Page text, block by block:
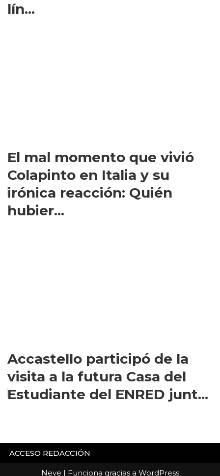
lín...
El mal momento que vivió
Colapinto en Italia y su
irónica reacción: Quién
hubier...
Accastello participó de la
visita a la futura Casa del
Estudiante del ENRED junt...
ACCESO REDACCIÓN
Neve | Funciona gracias a WordPress